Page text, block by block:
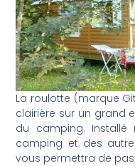
La roulotte (marque
clairière sur un
du camping.
camping et des
vous permettra de